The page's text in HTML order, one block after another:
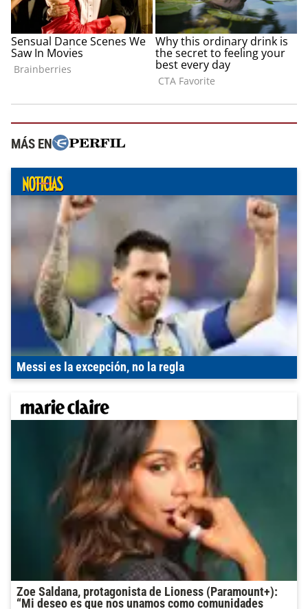
MÁS EN
Messi es la excepción, no la regla
Zoe Saldana, protagonista de Lioness (Paramount+):
“Mi deseo es que nos unamos como comunidades